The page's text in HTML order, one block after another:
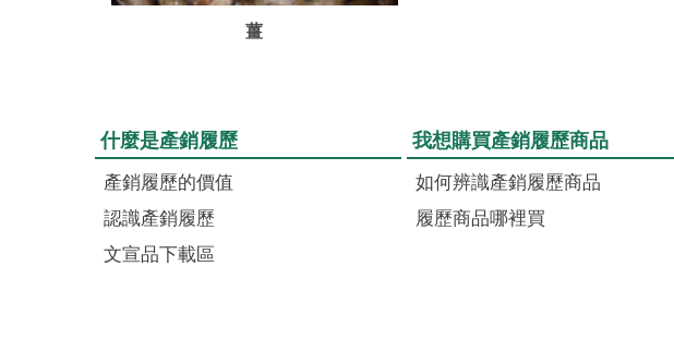
薑
什麼是產銷履歷
產銷履歷的價值
認識產銷履歷
文宣品下載區
我想購買產銷履歷商品
如何辨識產銷履歷商品
履歷商品哪裡買